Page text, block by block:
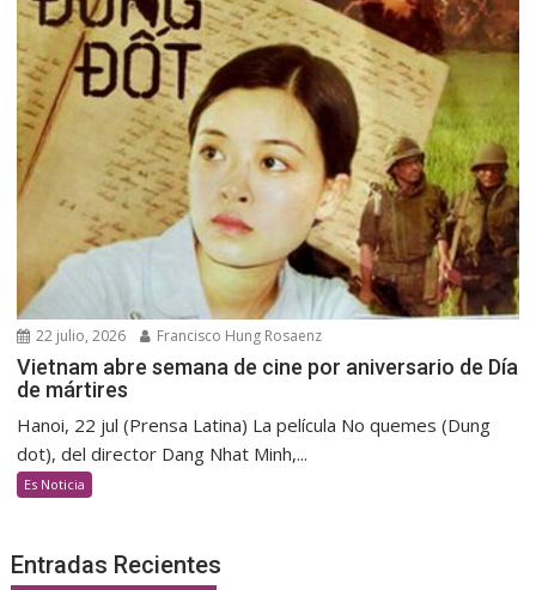
22 julio, 2026 Francisco Hung Rosaenz
Vietnam abre semana de cine por aniversario de Día
de mártires
Hanoi, 22 jul (Prensa Latina) La película No quemes (Dung
dot), del director Dang Nhat Minh,...
Es Noticia
Entradas Recientes